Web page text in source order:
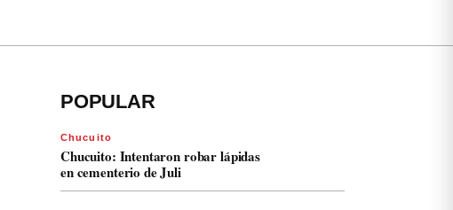
POPULAR
Chucuito
Chucuito: Intentaron robar lápidas
en cementerio de Juli